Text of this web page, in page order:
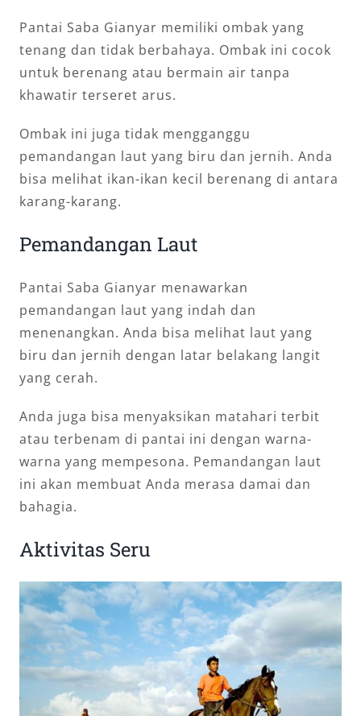
Pantai Saba Gianyar memiliki ombak yang
tenang dan tidak berbahaya. Ombak ini cocok
untuk berenang atau bermain air tanpa
khawatir terseret arus.
Ombak ini juga tidak mengganggu
pemandangan laut yang biru dan jernih. Anda
bisa melihat ikan-ikan kecil berenang di antara
karang-karang.
Pemandangan Laut
Pantai Saba Gianyar menawarkan
pemandangan laut yang indah dan
menenangkan. Anda bisa melihat laut yang
biru dan jernih dengan latar belakang langit
yang cerah.
Anda juga bisa menyaksikan matahari terbit
atau terbenam di pantai ini dengan warna-
warna yang mempesona. Pemandangan laut
ini akan membuat Anda merasa damai dan
bahagia.
Aktivitas Seru